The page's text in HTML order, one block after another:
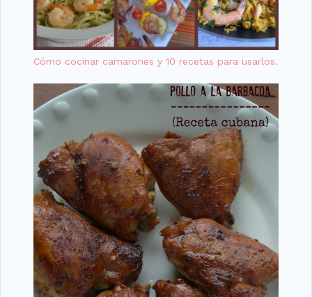
Cómo cocinar camarones y 10 recetas para usarlos.